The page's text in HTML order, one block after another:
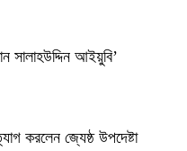
সালাহউদ্দিন আইয়ুবি’
করলেন জ্যেষ্ঠ উপদেষ্টা